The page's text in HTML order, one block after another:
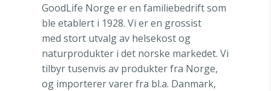
GoodLife Norge er en familiebedrift som
ble etablert i 1928. Vi er en grossist
med stort utvalg av helsekost og
naturprodukter i det norske markedet. Vi
tilbyr tusenvis av produkter fra Norge,
og importerer varer fra bl.a. Danmark,